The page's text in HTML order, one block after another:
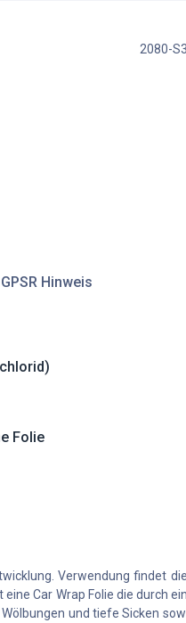
2080-
GPSR Hinweis
Folie
Verwendung findet
Car Wrap Folie die durch
und tiefe Sicken